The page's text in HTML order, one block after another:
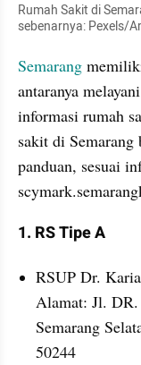
Rumah Sakit di
sebenarnya: Pexels/
Semarang
antaranya
informasi rumah
sakit di
panduan, sesuai
1. RS Tipe A
RSUP Dr.
Alamat: Jl.
Semarang
50244